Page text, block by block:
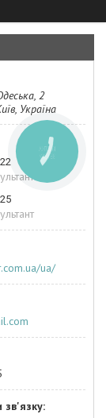
2
Україна
ua/
КНОПКА
ЗВ'ЯЗКУ